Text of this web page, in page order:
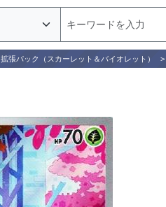
拡張パック（スカーレット＆バイオレット） >